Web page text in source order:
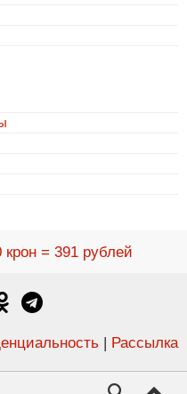
крон = 391 рублей
| Рассылка